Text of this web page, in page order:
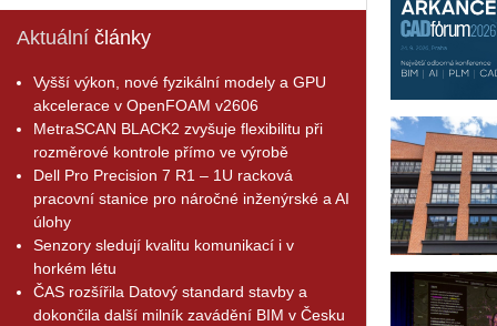
Aktuální články
Vyšší výkon, nové fyzikální modely a GPU
akcelerace v OpenFOAM v2606
MetraSCAN BLACK2 zvyšuje flexibilitu při
rozměrové kontrole přímo ve výrobě
Dell Pro Precision 7 R1 – 1U racková
pracovní stanice pro náročné inženýrské a AI
úlohy
Senzory sledují kvalitu komunikací i v
horkém létu
ČAS rozšířila Datový standard stavby a
dokončila další milník zavádění BIM v Česku